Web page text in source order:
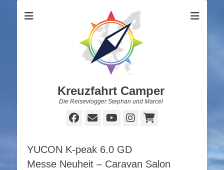
Kreuzfahrt Camper
Die Reisevlogger Stephan und Marcel
Facebook
E-
YouTube
Instagram
Warenkorb
YUCON K-peak 6.0 GD
Messe Neuheit – Caravan Salon